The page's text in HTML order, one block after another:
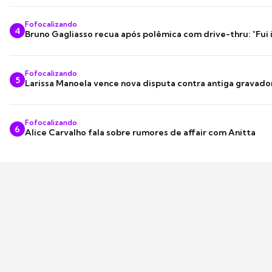
4
Fofocalizando
Bruno Gagliasso recua após polêmica com drive-thru: "Fui
5
Fofocalizando
Larissa Manoela vence nova disputa contra antiga
6
Fofocalizando
Alice Carvalho fala sobre rumores de affair com Anitta